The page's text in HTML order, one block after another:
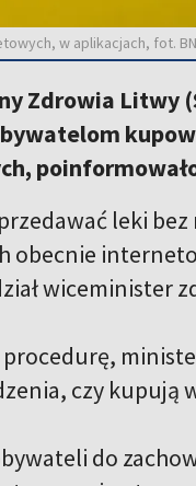
w aplikacjach, fot.
Zdrowia Litwy
leki
obecnie
wiceminister
czy kupują
do